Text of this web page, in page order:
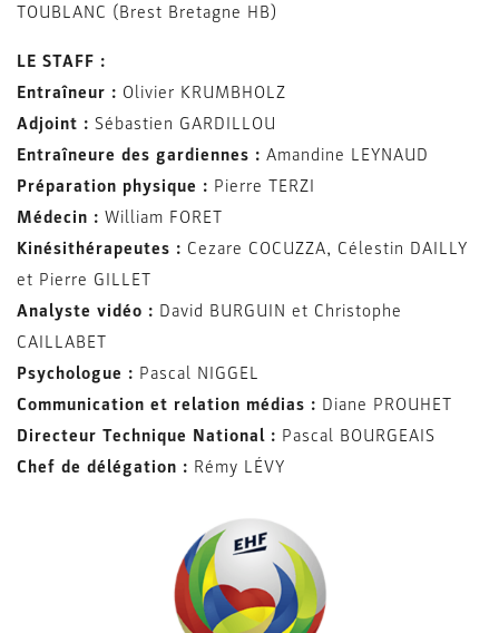
TOUBLANC (Brest Bretagne HB)
LE STAFF :
Entraîneur : Olivier KRUMBHOLZ
Adjoint : Sébastien GARDILLOU
Entraîneure des gardiennes : Amandine LEYNAUD
Préparation physique : Pierre TERZI
Médecin : William FORET
Kinésithérapeutes : Cezare COCUZZA, Célestin DAILLY
et Pierre GILLET
Analyste vidéo : David BURGUIN et Christophe
CAILLABET
Psychologue : Pascal NIGGEL
Communication et relation médias : Diane PROUHET
Directeur Technique National : Pascal BOURGEAIS
Chef de délégation : Rémy LÉVY